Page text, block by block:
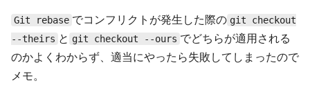
Git rebase でコンフリクトが発生した際の git checkout
--theirs と git checkout --ours でどちらが適用される
のかよくわからず、適当にやったら失敗してしまったので
メモ。